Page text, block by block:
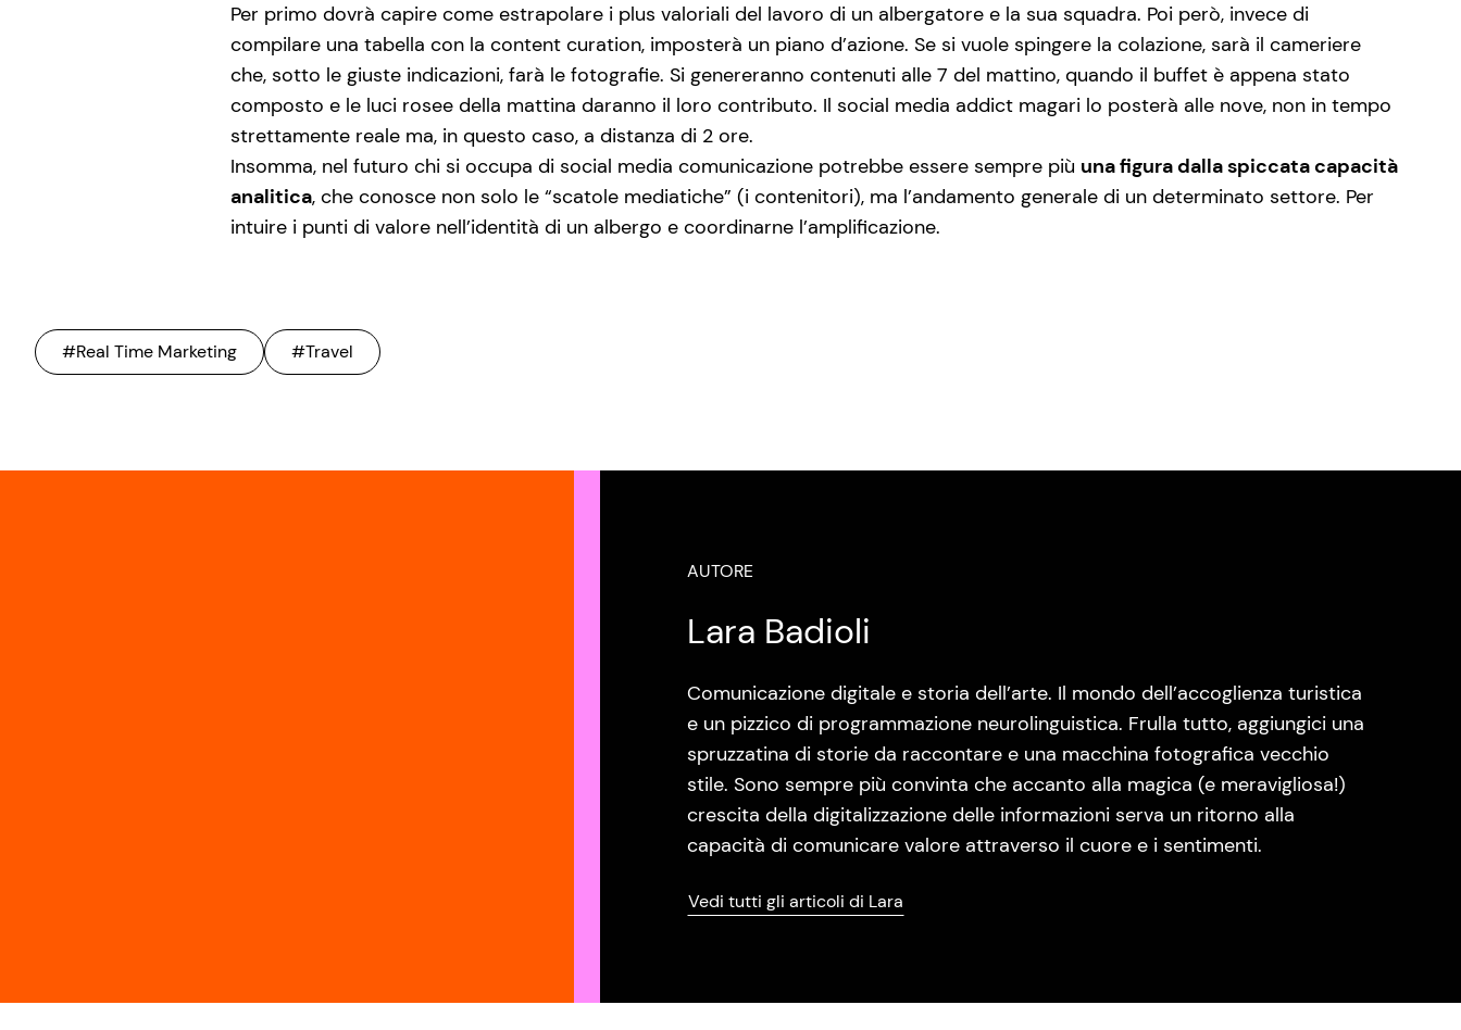
Per primo dovrà capire come estrapolare i plus valoriali del lavoro di un albergatore e la sua squadra. Poi però, invece di
compilare una tabella con la content curation, imposterà un piano d’azione. Se si vuole spingere la colazione, sarà il cameriere
che, sotto le giuste indicazioni, farà le fotografie. Si genereranno contenuti alle 7 del mattino, quando il buffet è appena stato
composto e le luci rosee della mattina daranno il loro contributo. Il social media addict magari lo posterà alle nove, non in tempo
strettamente reale ma, in questo caso, a distanza di 2 ore.
Insomma, nel futuro chi si occupa di social media comunicazione potrebbe essere sempre più una figura dalla spiccata capacità
analitica, che conosce non solo le “scatole mediatiche” (i contenitori), ma l’andamento generale di un determinato settore. Per
intuire i punti di valore nell’identità di un albergo e coordinarne l’amplificazione.
#Real Time Marketing #Travel
AUTORE
Lara Badioli
Comunicazione digitale e storia dell’arte. Il mondo dell’accoglienza turistica
e un pizzico di programmazione neurolinguistica. Frulla tutto, aggiungici una
spruzzatina di storie da raccontare e una macchina fotografica vecchio
stile. Sono sempre più convinta che accanto alla magica (e meravigliosa!)
crescita della digitalizzazione delle informazioni serva un ritorno alla
capacità di comunicare valore attraverso il cuore e i sentimenti.
Vedi tutti gli articoli di Lara